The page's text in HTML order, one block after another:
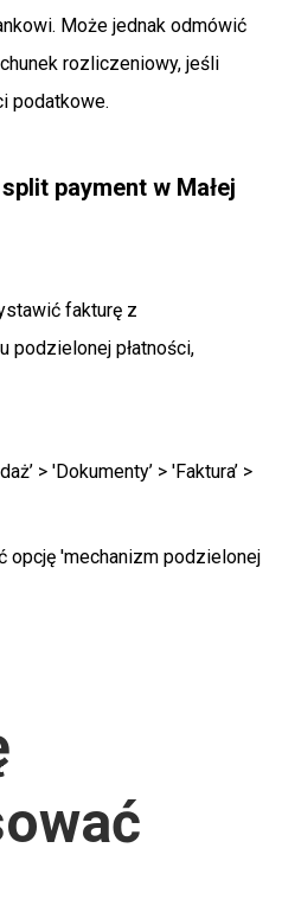
Może jednak odmówić
rozliczeniowy, jeśli
podatkowe.
payment w Małej
fakturę z
podzielonej płatności,
> 'Dokumenty’ > 'Faktura’ >
opcję 'mechanizm podzielonej